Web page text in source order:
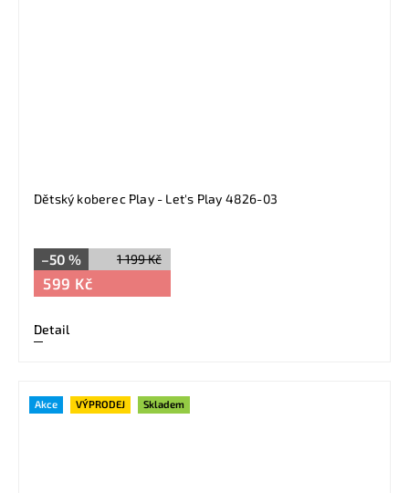
Dětský koberec Play - Let's Play 4826-03
1 199 Kč
–50 %
599 Kč
Detail
Akce VÝPRODEJ Skladem